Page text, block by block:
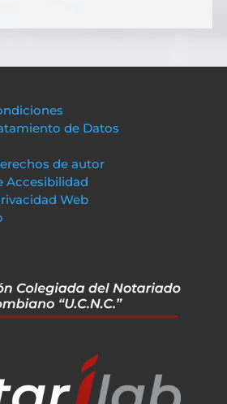
de Datos
de autor
Accesibilidad
Web